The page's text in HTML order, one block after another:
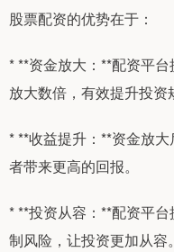
股票配资的优势在于：
* **资金放大：**配资平
放大数倍，有效提升投资
* **收益提升：**资金放
者带来更高的回报。
* **投资从容：**配资平
制风险，让投资更加从容。